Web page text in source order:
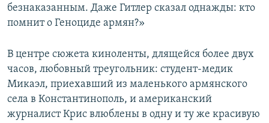
безнаказанным. Даже Гитлер сказал однажды: кто
помнит о Геноциде армян?»
В центре сюжета киноленты, длящейся более двух
часов, любовный треугольник: студент-медик
Микаэл, приехавший из маленького армянского
села в Константинополь, и американский
журналист Крис влюблены в одну и ту же красивую